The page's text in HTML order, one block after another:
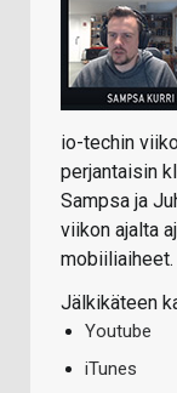
io-techin
perjantaisin
Sampsa ja
viikon ajalta
mobiiliaiheet.
Jälkikäteen
Youtube
iTunes